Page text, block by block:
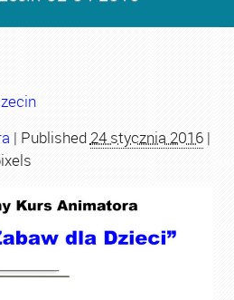
| Published 24 stycznia 2016|